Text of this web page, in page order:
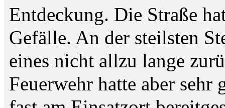
Entdeckung. Die Straße
Gefälle. An der steilsten
eines nicht allzu lange
Feuerwehr hatte aber